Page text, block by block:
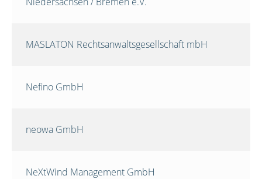
MASLATON Rechtsanwaltsgesellschaft mbH
Nefino GmbH
neowa GmbH
NeXtWind Management GmbH